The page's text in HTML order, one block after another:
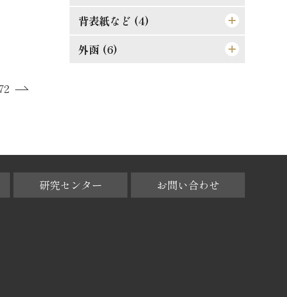
廓清の急務なる所以
理論より実際
湖畔の感慨
順逆の二境は何れより来るか
東亜堂出版図書特約売捌店
[広告]
背表紙など (4)
[背]
外函 (6)
[外函（天）]
[外函（地）]
研究センター お問い合わせ